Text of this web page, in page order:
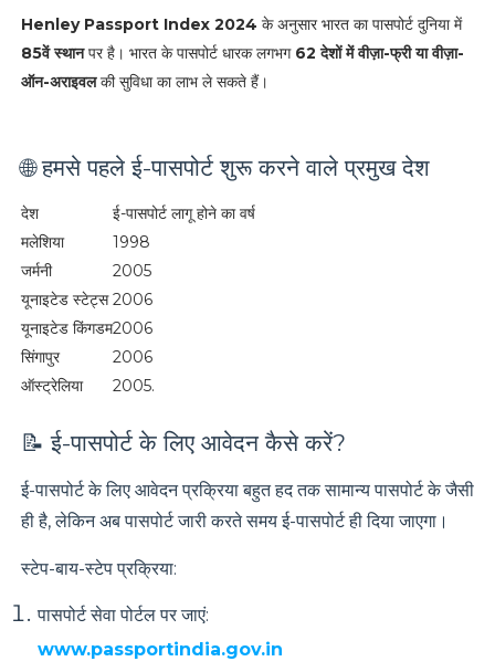
Henley Passport Index 2024 के अनुसार भारत का पासपोर्ट दुनिया में
85वें स्थानपर है। भारत के पासपोर्ट धारक लगभग 62 देशों में वीज़ा-फ्री या वीज़ा-
ऑन-अराइवलकी सुविधा का लाभ ले सकते हैं।
🌐 हमसे पहले ई-पासपोर्ट शुरू करने वाले प्रमुख देश
देश
ई-पासपोर्ट लागू होने का वर्ष
मलेशिया
1998
जर्मनी
2005
यूनाइटेड स्टेट्स 2006
यूनाइटेड किंगडम2006
सिंगापुर
2006
ऑस्ट्रेलिया
2005.
📝 ई-पासपोर्ट के लिए आवेदन कैसे करें?
ई-पासपोर्ट के लिए आवेदन प्रक्रिया बहुत हद तक सामान्य पासपोर्ट के जैसी
ही है, लेकिन अब पासपोर्ट जारी करते समय ई-पासपोर्ट ही दिया जाएगा।
स्टेप-बाय-स्टेप प्रक्रिया:
पासपोर्ट सेवा पोर्टल पर जाएं:
www.passportindia.gov.in